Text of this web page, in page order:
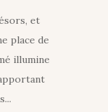
et
place de
illumine